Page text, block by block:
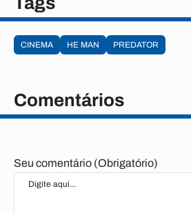
CINEMA HE MAN PREDATOR
Comentários
Seu comentário (Obrigatório)